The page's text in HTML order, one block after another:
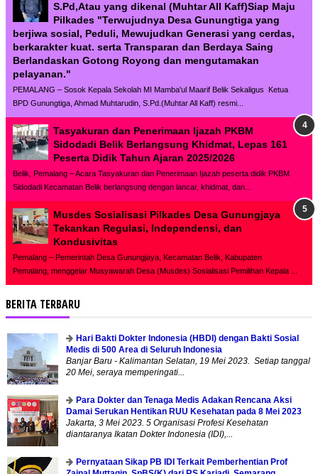
S.Pd,Atau yang dikenal (Muhtar All Kaff)Siap Maju
Pilkades "Terwujudnya Desa Gunungtiga yang
berjiwa sosial, Peduli, Mewujudkan Generasi yang cerdas,
berkarakter kuat. serta Transparan dan Berdaya Saing
Berlandaskan Gotong Royong dan mengutamakan
pelayanan."
PEMALANG – Sosok Kepala Sekolah MI Mamba'ul Maarif Belik Sekaligus Ketua
BPD Gunungtiga, Ahmad Muhtarudin, S.Pd.(Muhtar All Kaff) resmi...
Tasyakuran dan Penerimaan Ijazah PKBM
Sidodadi Belik Berlangsung Khidmat, Lepas 161
Peserta Didik Tahun Ajaran 2025/2026
Belik, Pemalang – Acara Tasyakuran dan Penerimaan Ijazah peserta didik PKBM
Sidodadi Kecamatan Belik berlangsung dengan lancar, khidmat, dan...
Musdes Sosialisasi Pilkades Desa Gunungjaya
Tekankan Regulasi, Independensi, dan
Kondusivitas
Pemalang – Pemerintah Desa Gunungjaya, Kecamatan Belik, Kabupaten
Pemalang, menggelar Musyawarah Desa (Musdes) Sosialisasi Pemilihan Kepala ...
BERITA TERBARU
Hari Bakti Dokter Indonesia (HBDI) dengan Bakti Sosial
Medis di 500 Area di Seluruh Indonesia
Banjar Baru - Kalimantan Selatan, 19 Mei 2023. Setiap tanggal
20 Mei, seraya memperingati...
Para Dokter dan Tenaga Medis Adakan Rencana Aksi
Damai Serukan Hentikan RUU Kesehatan pada 8 Mei 2023
Jakarta, 3 Mei 2023. 5 Organisasi Profesi Kesehatan
diantaranya Ikatan Dokter Indonesia (IDI),...
Pernyataan Sikap PB IDI Terkait Pemberhentian Prof